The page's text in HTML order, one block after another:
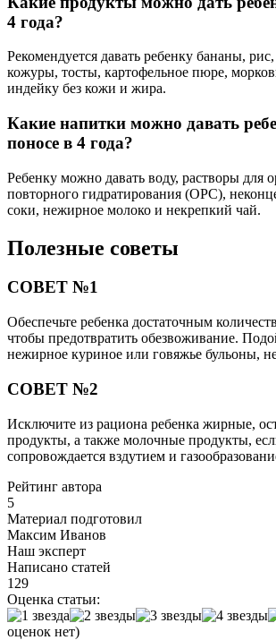
4 года?
Рекомендуется давать ребенку бананы,
кожуры, тосты, картофельное пюре,
индейку без кожи и жира.
Какие напитки можно давать
поносе в 4 года?
Ребенку можно давать воду, растворы для
повторного гидратирования (ОРС),
соки, нежирное молоко и некрепкий чай.
Полезные советы
СОВЕТ №1
Обеспечьте ребенка достаточным
чтобы предотвратить обезвоживание.
нежирное куриное или говяжье бульоны,
СОВЕТ №2
Исключите из рациона ребенка жирные,
продукты, а также молочные продукты,
сопровождается вздутием и
Рейтинг автора
5
Материал подготовил
Максим Иванов
Наш эксперт
Написано статей
129
Оценка статьи:
оценок нет)